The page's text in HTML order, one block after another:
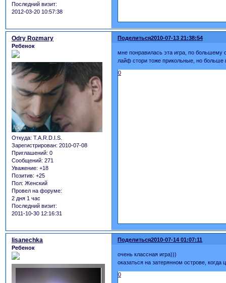
Последний визит:
2012-03-20 10:57:38
Поделиться2010-07-13 21:38:54
Odry Rozmary
Ребенок
Откуда: T.A.R.D.I.S.
Зарегистрирован: 2010-07-08
Приглашений: 0
Сообщений: 271
Уважение: +18
Позитив: +25
Пол: Женский
Провел на форуме:
2 дня 1 час
Последний визит:
2011-10-30 12:16:31
мне понравилась эта игра, по большему
лайф стори тоже прикольные, но больше
0
Поделиться2010-07-14 01:07:11
lisanechka
Ребенок
очень классная игра)))
оказаться на затерянном острове,
0